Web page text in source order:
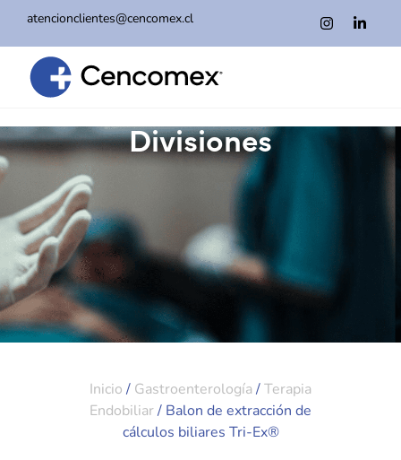
atencionclientes@cencomex.cl
Divisiones
Inicio / Gastroenterología /Terapia
Endobiliar/ Balon de extracción de
cálculos biliares Tri-Ex®